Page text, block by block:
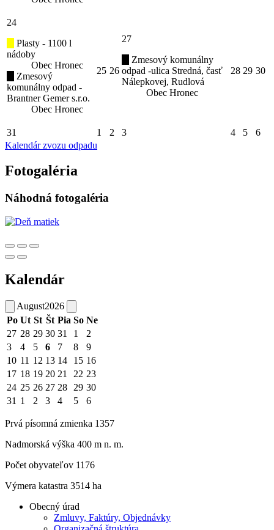
24
Plasty - 1100 l
nádoby
Obec Hronec
Zmesový
komunálny odpad -
Brantner Gemer s.r.o.
Obec Hronec
25 26
27
Zmesový komunálny
odpad -ulica Stredná, časť
Nálepkovej, Rudlová
Obec Hronec
28 29 30
31 1 2 3 4 5
6
Kalendár zvozu odpadu
Fotogaléria
Náhodná fotogaléria
Kalendár
August2026
Po Ut St Št Pia So Ne
27 28 29 30 31 1
2
3
4 5 6 7 8
9
10 11 12 13 14 15 16
17 18 19 20 21 22 23
24 25 26 27 28 29 30
31 1 2 3 4 5 6
Prvá písomná zmienka 1357
Nadmorská výška 400 m n. m.
Počet obyvateľov 1176
Výmera katastra 3514 ha
Obecný úrad
Zmluvy, Faktúry, Objednávky